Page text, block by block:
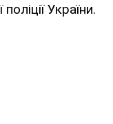
України.